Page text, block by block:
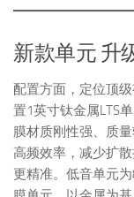
新款单元 升
配置方面，定位顶
置1英寸钛金属LTS
膜材质刚性强、质
高频效率，减少扩
更精准。低音单元